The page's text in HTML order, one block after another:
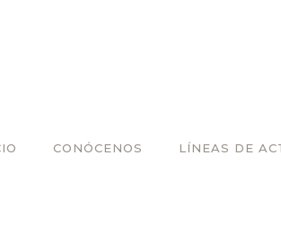
CONÓCENOS LÍNEAS DE